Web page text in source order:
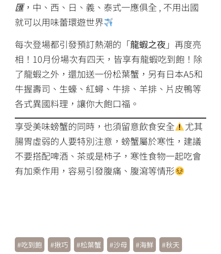
匯，中、西、日、義、泰式一應俱全 , 不用出國
就可以用味蕾環遊世界
每次登場都引發預訂熱潮的「龍蝦之夜 」再度亮
相！10月份場次有四天，皆享有龍蝦吃到飽！除
了龍蝦之外，還加送一份松葉蟹，另有日本A5和
牛握壽司、生蠔、紅蟳、牛排、羊排、片皮鴨等
各式異國料理，讓你大飽口福。
享受美味螃蟹的同時，也須留意飲食安全
尤其
腸胃虛弱的人要特別注意，螃蟹屬於寒性，建議
不要搭配啤酒、茶或是柿子，寒性食物一起吃會
有加乘作用，容易引發腹痛、腹瀉等情形
#吃到飽 #揪巧 #松葉蟹 #沙母 #海鮮 #秋天